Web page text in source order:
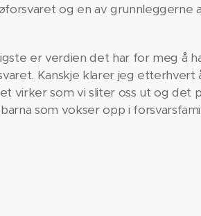
og en av grunnleggerne
er verdien det har for meg å
Kanskje klarer jeg
virker som vi sliter oss ut og det
som vokser opp i